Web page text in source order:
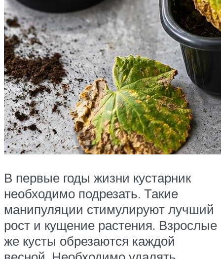
В первые годы жизни кустарник
необходимо подрезать. Такие
манипуляции стимулируют лучший
рост и кущение растения. Взрослые
же кусты обрезаются каждой